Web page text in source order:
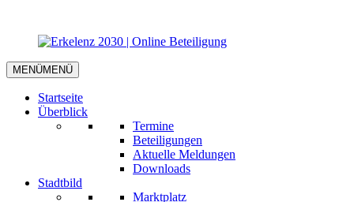
MENÜMENÜ
Startseite
Überblick
Termine
Beteiligungen
Aktuelle Meldungen
Downloads
Stadtbild
Marktplatz